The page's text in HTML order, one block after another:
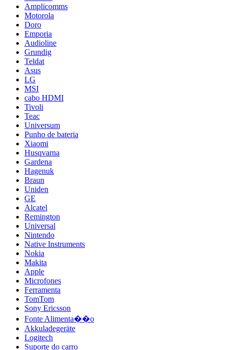
Amplicomms
Motorola
Doro
Emporia
Audioline
Grundig
Teldat
Asus
LG
MSI
cabo HDMI
Tivoli
Teac
Universum
Punho de bateria
Xiaomi
Husqvarna
Gardena
Hagenuk
Braun
Uniden
GE
Alcatel
Remington
Universal
Nintendo
Native Instruments
Nokia
Makita
Apple
Microfones
Ferramenta
TomTom
Sony Ericsson
Fonte Alimenta��o
Akkuladegeräte
Logitech
Suporte do carro